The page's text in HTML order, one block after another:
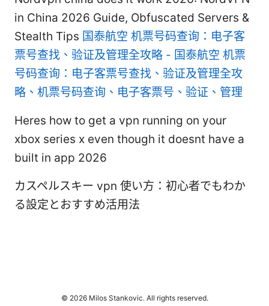
in China 2026 Guide, Obfuscated Servers &
Stealth Tips 国泰航空 机票号码查询：电子客
票号查找、验证及管理全攻略 - 国泰航空 机票
号码查询：电子客票号查找、验证及管理全攻
略、机票号码查询、电子客票号、验证、管理
Heres how to get a vpn running on your
xbox series x even though it doesnt have a
built in app 2026
カスペルスキー vpn 使い方：初心者でもわか
る設定とおすすめ活用法
© 2026 Milos Stankovic. All rights reserved.